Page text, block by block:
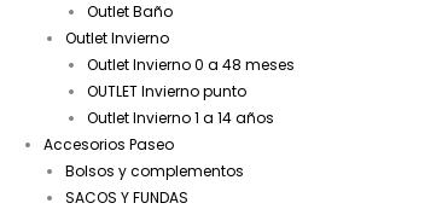
Outlet Baño
Outlet Invierno
Outlet Invierno 0 a 48 meses
OUTLET Invierno punto
Outlet Invierno 1 a 14 años
Accesorios Paseo
Bolsos y complementos
SACOS Y FUNDAS